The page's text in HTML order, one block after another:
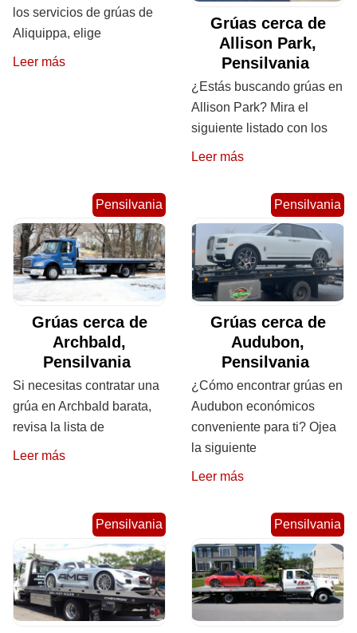
los servicios de grúas de
Aliquippa, elige
Leer más
Grúas cerca de
Allison Park,
Pensilvania
¿Estás buscando grúas en
Allison Park? Mira el
siguiente listado con los
Leer más
Pensilvania
Grúas cerca de
Archbald,
Pensilvania
Si necesitas contratar una
grúa en Archbald barata,
revisa la lista de
Leer más
Pensilvania
Grúas cerca de
Audubon,
Pensilvania
¿Cómo encontrar grúas en
Audubon económicos
conveniente para ti? Ojea
la siguiente
Leer más
Pensilvania Pensilvania